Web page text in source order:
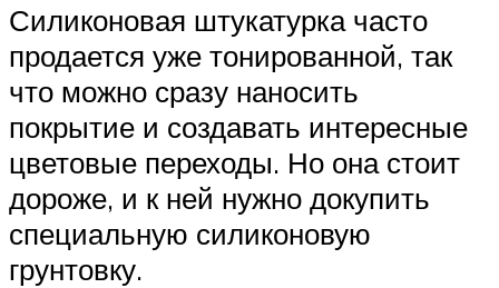
Силиконовая штукатурка часто
продается уже тонированной, так
что можно сразу наносить
покрытие и создавать интересные
цветовые переходы. Но она стоит
дороже, и к ней нужно докупить
специальную силиконовую
грунтовку.